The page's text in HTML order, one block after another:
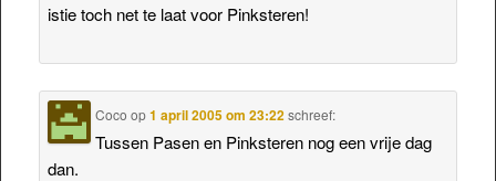
istie toch net te laat voor Pinksteren!
Coco op1 april 2005 om 23:22 schreef:
Tussen Pasen en Pinksteren nog een vrije dag
dan.